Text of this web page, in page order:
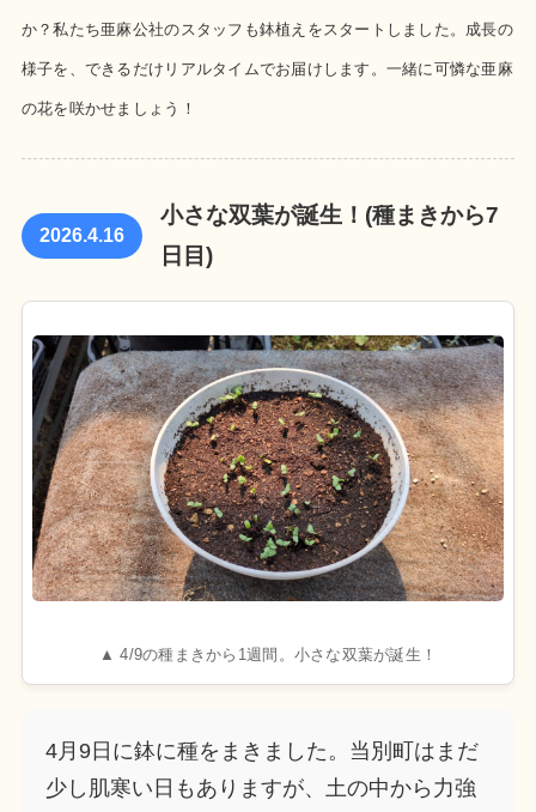
か？私たち亜麻公社のスタッフも鉢植えをスタートしました。成長の
様子を、できるだけリアルタイムでお届けします。一緒に可憐な亜麻
の花を咲かせましょう！
2026.4.16
小さな双葉が誕生！(種まきから7
日目)
▲ 4/9の種まきから1週間。小さな双葉が誕生！
4月9日に鉢に種をまきました。当別町はまだ
少し肌寒い日もありますが、土の中から力強